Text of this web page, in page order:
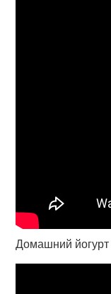
Домашний йогурт